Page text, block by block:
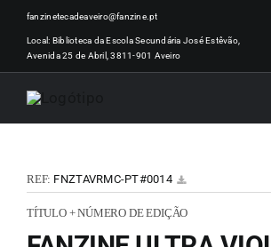
Skip
content
fanzinetecadeaveiro@fanzine.pt
Local: Biblioteca da Escola Secundária José Estêvão,
Avenida 25 de Abril, 3811-901 Aveiro
REF: FNZTAVRMC-PT#0014
TÍTULO + NÚMERO DE EDIÇÃO